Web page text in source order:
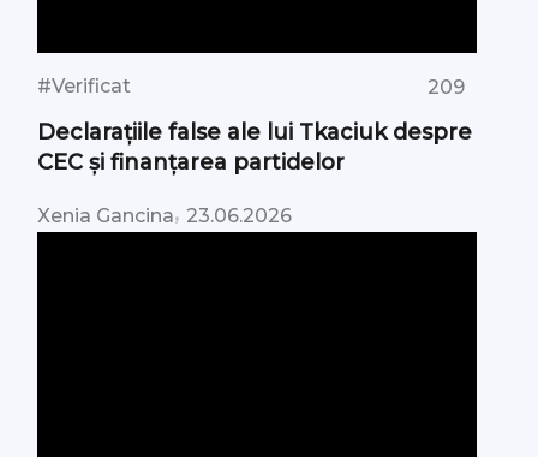
#Verificat 209
Declarațiile false ale lui Tkaciuk despre
CEC și finanțarea partidelor
Xenia Gancina, 23.06.2026